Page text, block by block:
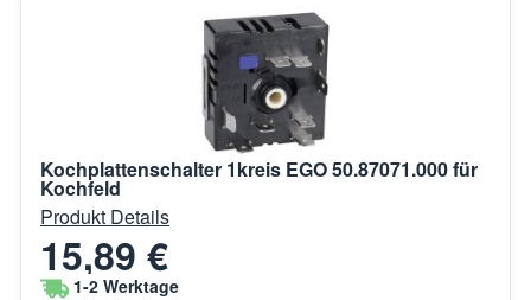
Kochplattenschalter 1kreis EGO 50.87071.000 für
Kochfeld
Produkt Details
15,89 €
1-2 Werktage